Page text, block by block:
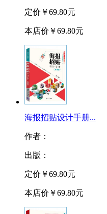
定价 ￥69.80元
本店价 ￥69.80元
海报招贴设计手册...
作者：
出版：
定价 ￥69.80元
本店价 ￥69.80元